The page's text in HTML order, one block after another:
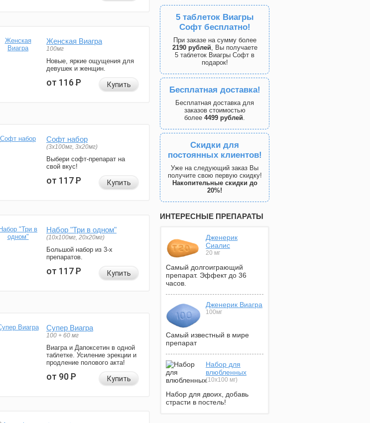
Женская Виагра
100мг
Новые, яркие ощущения для
девушек и женщин.
от 116Р Купить
Софт набор
(3x100мг, 3x20мг)
Выбери софт-препарат на
свой вкус!
от 117Р Купить
Набор "Три в одном"
(10x100мг, 20x20мг)
Большой набор из 3-х
препаратов.
от 117Р Купить
Супер Виагра
100 + 60 мг
Виагра и Дапоксетин в одной
таблетке. Усиление эрекции и
продление полового акта!
от 90Р Купить
5 таблеток Виагры
Софт бесплатно!
При заказе на сумму более
2190 рублей, Вы получаете
5 таблеток Виагры Софт в
подарок!
Бесплатная доставка!
Бесплатная доставка для
заказов стоимостью
более 4499 рублей.
Скидки для
постоянных клиентов!
Уже на следующий заказ Вы
получите свою первую скидку!
Накопительные скидки до
20%!
ИНТЕРЕСНЫЕ ПРЕПАРАТЫ
Дженерик
Сиалис
20 мг
Самый долгоиграющий
препарат. Эффект до 36
часов.
Дженерик Виагра
100мг
Самый известный в мире
препарат
Набор для
влюбленных
(10х100 мг)
Набор для двоих, добавь
страсти в постель!